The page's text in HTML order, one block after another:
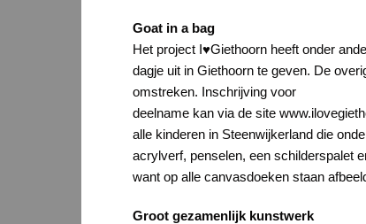
Goat in a bag
Het project I♥Giethoorn heeft onder
dagje uit in Giethoorn te geven. De
omstreken. Inschrijving voor
deelname kan via de site
alle kinderen in Steenwijkerland die
acrylverf, penselen, een schilderspalet
want op alle canvasdoeken staan
Groot gezamenlijk kunstwerk